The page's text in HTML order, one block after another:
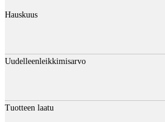
Hauskuus
Uudelleenleikkimisarvo
Tuotteen laatu